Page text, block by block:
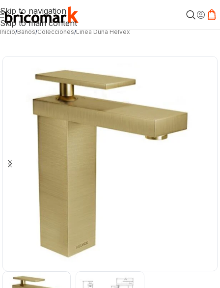
Skip to navigation
Skip to main content
Inicio/Baños/Colecciones/Línea Duna Helvex